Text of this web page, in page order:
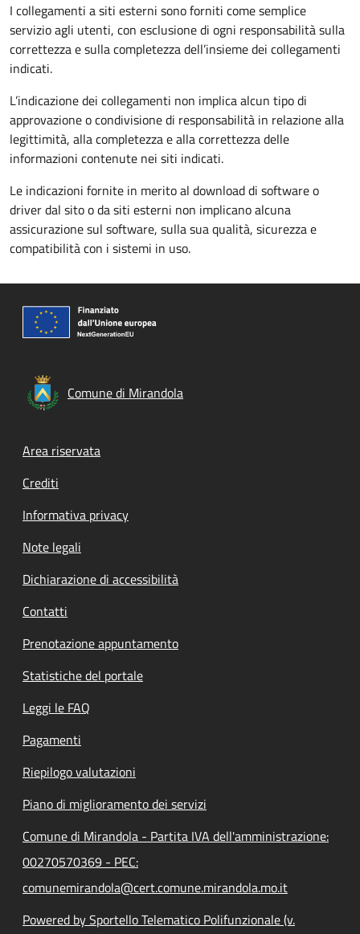
I collegamenti a siti esterni sono forniti come semplice
servizio agli utenti, con esclusione di ogni responsabilità sulla
correttezza e sulla completezza dell’insieme dei collegamenti
indicati.
L’indicazione dei collegamenti non implica alcun tipo di
approvazione o condivisione di responsabilità in relazione alla
legittimità, alla completezza e alla correttezza delle
informazioni contenute nei siti indicati.
Le indicazioni fornite in merito al download di software o
driver dal sito o da siti esterni non implicano alcuna
assicurazione sul software, sulla sua qualità, sicurezza e
compatibilità con i sistemi in uso.
Comune di Mirandola
Footer menu
Area riservata
Crediti
Informativa privacy
Note legali
Dichiarazione di accessibilità
Contatti
Prenotazione appuntamento
Statistiche del portale
Leggi le FAQ
Pagamenti
Riepilogo valutazioni
Piano di miglioramento dei servizi
Comune di Mirandola - Partita IVA dell'amministrazione:
00270570369 - PEC:
comunemirandola@cert.comune.mirandola.mo.it
Powered by Sportello Telematico Polifunzionale (v.